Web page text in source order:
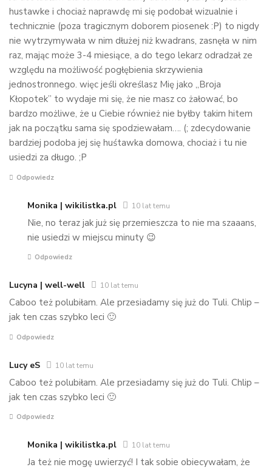
hustawke i chociaż naprawdę mi się podobał wizualnie i
technicznie (poza tragicznym doborem piosenek :P) to nigdy
nie wytrzymywała w nim dłużej niż kwadrans, zasnęła w nim
raz, mając może 3-4 miesiące, a do tego lekarz odradzał ze
względu na możliwość pogłębienia skrzywienia
jednostronnego. więc jeśli określasz Mię jako „Broja
Kłopotek” to wydaje mi się, że nie masz co żałować, bo
bardzo możliwe, że u Ciebie również nie byłby takim hitem
jak na początku sama się spodziewałam…. (; zdecydowanie
bardziej podoba jej się huśtawka domowa, chociaż i tu nie
usiedzi za długo. ;P
Odpowiedz
Monika | wikilistka.pl 10 lat temu
Nie, no teraz jak już się przemieszcza to nie ma szaaans,
nie usiedzi w miejscu minuty 😉
Odpowiedz
Lucyna | well-well 10 lat temu
Caboo też polubiłam. Ale przesiadamy się już do Tuli. Chlip –
jak ten czas szybko leci 🙂
Odpowiedz
Lucy eS 10 lat temu
Caboo też polubiłam. Ale przesiadamy się już do Tuli. Chlip –
jak ten czas szybko leci 🙂
Odpowiedz
Monika | wikilistka.pl 10 lat temu
Ja też nie mogę uwierzyć! I tak sobie obiecywałam, że